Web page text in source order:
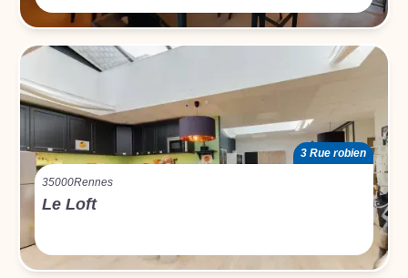
3 Rue robien
35000Rennes
Le Loft